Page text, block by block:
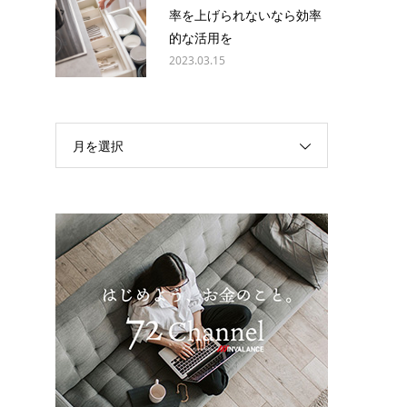
率を上げられないなら効率
的な活用を
2023.03.15
月を選択